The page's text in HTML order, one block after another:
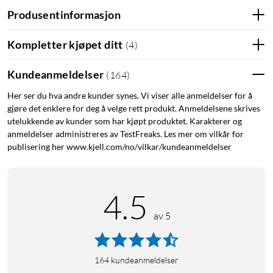
sikkerheten
Clean Network Initiative-kompatibelt, for sikkerhet og
integritet
Talestyringskompatibilitet med Google Assistant og
Amazon Alexa
Eagle Pro AI-funksjoner:
Wi-Fi Optimizer søker gjennom og analyserer alle
kompatible repeatere, aksesspunkter og rutere.
Traffic Optimizer og AI-assistant hjelper til med å gjøre
wifien så stabil og trygg som mulig.
Produsentinformasjon
Kompletter kjøpet ditt (4)
Kundeanmeldelser ( 164)
Her ser du hva andre kunder synes. Vi viser alle anmeldelser for å
gjøre det enklere for deg å velge rett produkt. Anmeldelsene skrives
utelukkende av kunder som har kjøpt produktet. Karakterer og
anmeldelser administreres av TestFreaks. Les mer om vilkår for
publisering her www.kjell.com/no/vilkar/kundeanmeldelser
4.5 av 5
164 kundeanmeldelser